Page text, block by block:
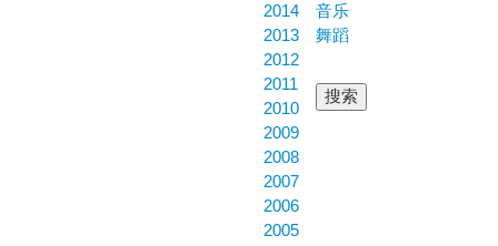
2014
2013
2012
2011
2010
2009
2008
2007
2006
2005
音乐
舞蹈